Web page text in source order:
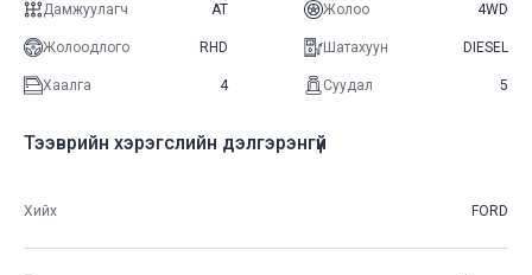
Дамжуулагч AT Жолоо 4WD
Жолоодлого RHD Шатахуун DIESEL
Хаалга 4 Суудал 5
Тээврийн хэрэгслийн дэлгэрэнгүй
Хийх FORD